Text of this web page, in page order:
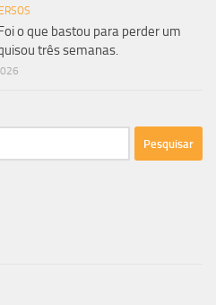
o que bastou para perder um
três semanas.